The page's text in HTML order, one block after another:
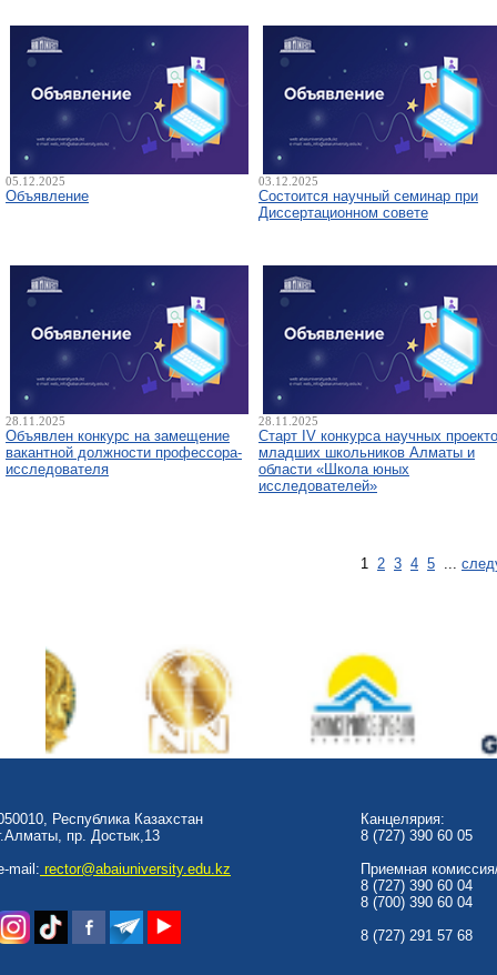
05.12.2025
Объявление
03.12.2025
Состоится научный семинар при
Диссертационном совете
28.11.2025
Объявлен конкурс на замещение
вакантной должности профессора-
исследователя
28.11.2025
Старт IV конкурса научных
младших школьников Алматы и
области «Школа юных
исследователей»
1 2 3 4 5 ...
Республика Казахстан
пр. Достык,13
mail: rector@abaiuniversity.edu.kz
Канцелярия:
8 (727) 390 60 05
Приемная
8 (727) 390 60 04
8 (700) 390 60 04
8 (727) 291 57 68